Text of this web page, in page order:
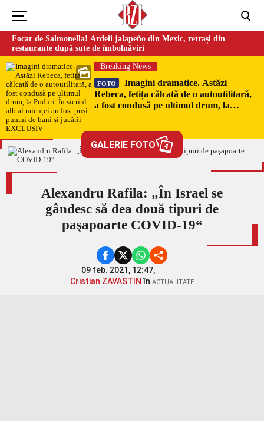
Focar de Salmonella! Ardeii jalapeño din Mexic, retrași din
restaurante după sute de îmbolnăviri
Breaking News
FOTO
Imagini dramatice. Astăzi
Rebeca, fetița călcată de o autoutilitară,
a fost condusă pe ultimul drum, la
EXCLUSIV
GALERIE FOTO 4
Alexandru Rafila: „În Israel se
gândesc să dea două tipuri de
paşapoarte COVID-19“
09 feb. 2021, 12:47,
Cristian ZAVASTIN în ACTUALITATE